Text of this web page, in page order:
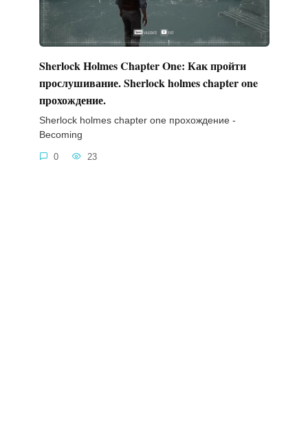
Sherlock Holmes Chapter One: Как пройти
прослушивание. Sherlock holmes chapter one
прохождение.
Sherlock holmes chapter one прохождение -
Becoming
0 23